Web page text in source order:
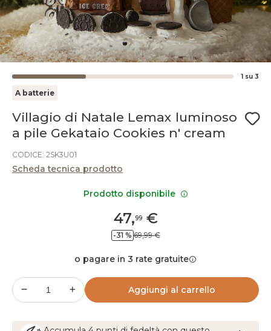
1 su 3
A batterie
Villagio di Natale Lemax luminoso
a pile Gekataio Cookies n' cream
CODICE: 2SK3U01
Scheda tecnica prodotto
47,99€
-31 % 69,99 €
o pagare in 3 rate gratuite
Aggiungi al carrello